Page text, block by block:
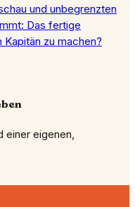
und unbegrenzten
Das fertige
Kapitän zu machen?
einer eigenen,